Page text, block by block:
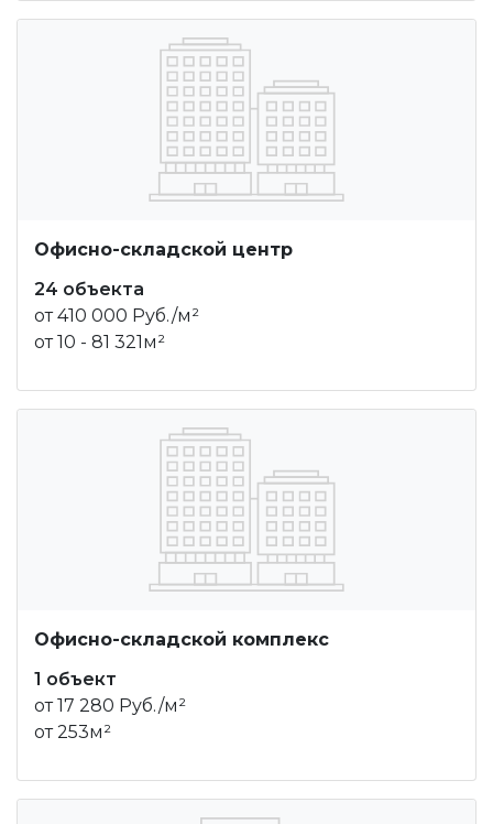
Офисно-складской центр
24 объекта
от 410 000 Руб./м²
от 10 - 81 321м²
Офисно-складской комплекс
1 объект
от 17 280 Руб./м²
от 253м²